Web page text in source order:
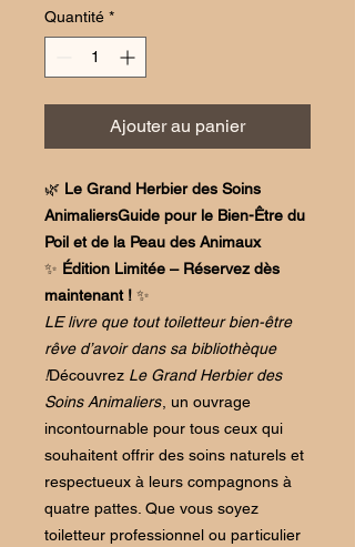
Quantité *
Ajouter au panier
🌿 Le Grand Herbier des Soins
AnimaliersGuide pour le Bien-Être du
Poil et de la Peau des Animaux
✨ Édition Limitée – Réservez dès
maintenant ! ✨
LE livre que tout toiletteur bien-être
rêve d’avoir dans sa bibliothèque
!Découvrez Le Grand Herbier des
Soins Animaliers , un ouvrage
incontournable pour tous ceux qui
souhaitent offrir des soins naturels et
respectueux à leurs compagnons à
quatre pattes. Que vous soyez
toiletteur professionnel ou particulier